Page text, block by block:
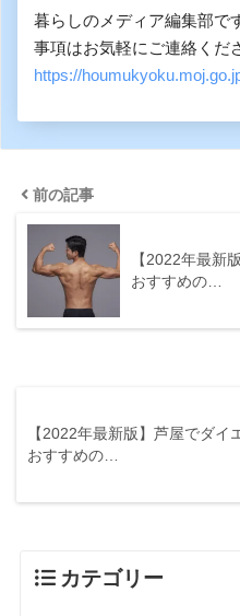
暮らしのメディア編集部で
事項はお気軽にご連絡くだ
https://
前の記事
【2022年最新
おすすめの…
【2022年最新版】芦屋でダイ
おすすめの…
カテゴリー